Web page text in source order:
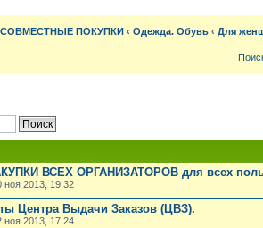
СОВМЕСТНЫЕ ПОКУПКИ ‹ Одежда. Обувь ‹ Для
ВСЕХ ОРГАНИЗАТОРОВ для всех
ноя 2013, 19:32
Центра Выдачи Заказов (ЦВЗ).
ноя 2013, 17:24